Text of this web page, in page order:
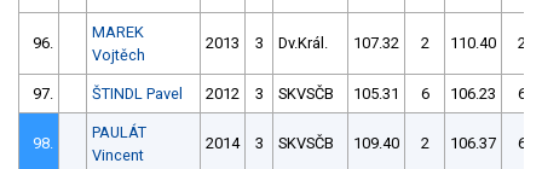
96.
MAREK
Vojtěch
2013 3 Dv.Král. 107.32 2 110.40 2
97. ŠTINDL Pavel 2012 3 SKVSČB 105.31 6 106.23 6
98.
PAULÁT
Vincent
2014 3 SKVSČB 109.40 2 106.37 6